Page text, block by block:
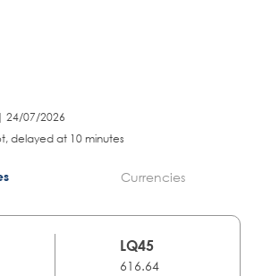
24/07/2026
delayed at 10 minutes
Currencies
LQ45
616.64